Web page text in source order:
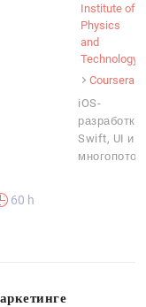
Institute of
Physics
and
Technology
Coursera
iOS-
разработка:
Swift, UI и
60 h